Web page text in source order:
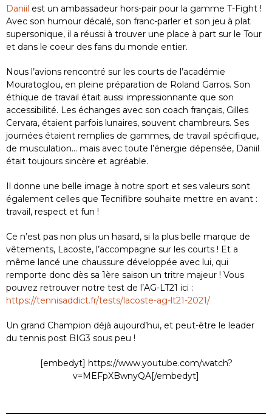
Daniil est un ambassadeur hors-pair pour la gamme T-Fight !
Avec son humour décalé, son franc-parler et son jeu à plat
supersonique, il a réussi à trouver une place à part sur le Tour
et dans le coeur des fans du monde entier.
Nous l’avions rencontré sur les courts de l’académie
Mouratoglou, en pleine préparation de Roland Garros. Son
éthique de travail était aussi impressionnante que son
accessibilité. Les échanges avec son coach français, Gilles
Cervara, étaient parfois lunaires, souvent chambreurs. Ses
journées étaient remplies de gammes, de travail spécifique,
de musculation… mais avec toute l’énergie dépensée, Daniil
était toujours sincère et agréable.
Il donne une belle image à notre sport et ses valeurs sont
également celles que Tecnifibre souhaite mettre en avant :
travail, respect et fun !
Ce n’est pas non plus un hasard, si la plus belle marque de
vêtements, Lacoste, l’accompagne sur les courts ! Et a
même lancé une chaussure développée avec lui, qui
remporte donc dès sa 1ère saison un tritre majeur ! Vous
pouvez retrouver notre test de l’AG-LT21 ici :
https://tennisaddict.fr/tests/lacoste-ag-lt21-2021/
Un grand Champion déjà aujourd’hui, et peut-être le leader
du tennis post BIG3 sous peu !
[embedyt] https://www.youtube.com/watch?
v=MEFpXBwnyQA[/embedyt]